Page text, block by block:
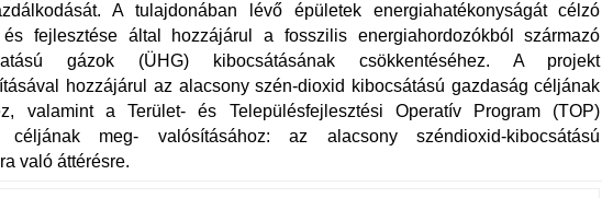
A tulajdonában lévő épületek energiahatékonyságát célzó
fejlesztése által hozzájárul a fosszilis energiahordozókból származó
gázok (ÜHG) kibocsátásának csökkentéséhez. A projekt
hozzájárul az alacsony szén-dioxid kibocsátású gazdaság céljának
valamint a Terület- és Településfejlesztési Operatív Program (TOP)
céljának meg- valósításához: az alacsony széndioxid-kibocsátású
való áttérésre.